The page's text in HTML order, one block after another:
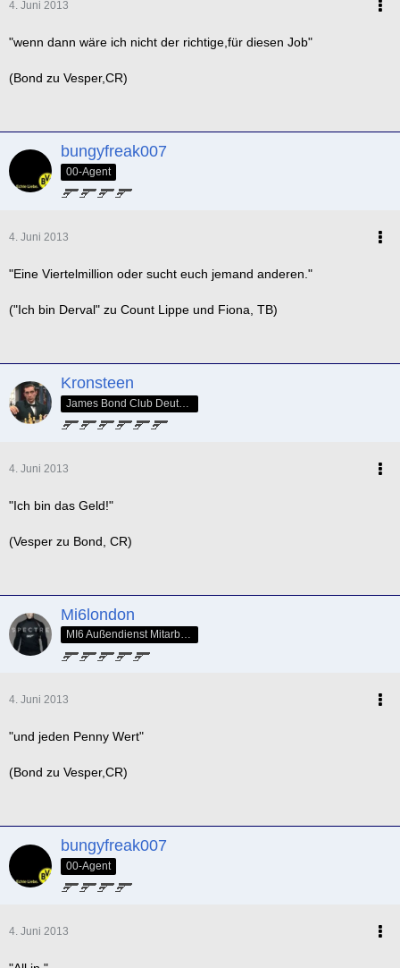
4. Juni 2013
"wenn dann wäre ich nicht der richtige,für diesen Job"
(Bond zu Vesper,CR)
bungyfreak007
00-Agent
4. Juni 2013
"Eine Viertelmillion oder sucht euch jemand anderen."
("Ich bin Derval" zu Count Lippe und Fiona, TB)
Kronsteen
4. Juni 2013
"Ich bin das Geld!"
(Vesper zu Bond, CR)
Mi6london
MI6 Außendienst Mitarbeiter
4. Juni 2013
"und jeden Penny Wert"
(Bond zu Vesper,CR)
bungyfreak007
00-Agent
4. Juni 2013